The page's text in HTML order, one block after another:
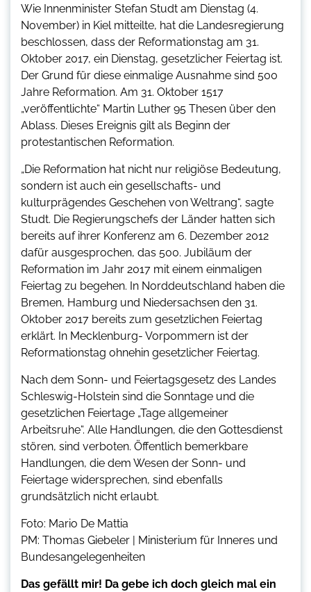
Wie Innenminister Stefan Studt am Dienstag (4.
November) in Kiel mitteilte, hat die Landesregierung
beschlossen, dass der Reformationstag am 31.
Oktober 2017, ein Dienstag, gesetzlicher Feiertag ist.
Der Grund für diese einmalige Ausnahme sind 500
Jahre Reformation. Am 31. Oktober 1517
„veröffentlichte“ Martin Luther 95 Thesen über den
Ablass. Dieses Ereignis gilt als Beginn der
protestantischen Reformation.
„Die Reformation hat nicht nur religiöse Bedeutung,
sondern ist auch ein gesellschafts- und
kulturprägendes Geschehen von Weltrang“, sagte
Studt. Die Regierungschefs der Länder hatten sich
bereits auf ihrer Konferenz am 6. Dezember 2012
dafür ausgesprochen, das 500. Jubiläum der
Reformation im Jahr 2017 mit einem einmaligen
Feiertag zu begehen. In Norddeutschland haben die
Bremen, Hamburg und Niedersachsen den 31.
Oktober 2017 bereits zum gesetzlichen Feiertag
erklärt. In Mecklenburg- Vorpommern ist der
Reformationstag ohnehin gesetzlicher Feiertag.
Nach dem Sonn- und Feiertagsgesetz des Landes
Schleswig-Holstein sind die Sonntage und die
gesetzlichen Feiertage „Tage allgemeiner
Arbeitsruhe“. Alle Handlungen, die den Gottesdienst
stören, sind verboten. Öffentlich bemerkbare
Handlungen, die dem Wesen der Sonn- und
Feiertage widersprechen, sind ebenfalls
grundsätzlich nicht erlaubt.
Foto: Mario De Mattia
PM: Thomas Giebeler | Ministerium für Inneres und
Bundesangelegenheiten
Das gefällt mir! Da gebe ich doch gleich mal ein